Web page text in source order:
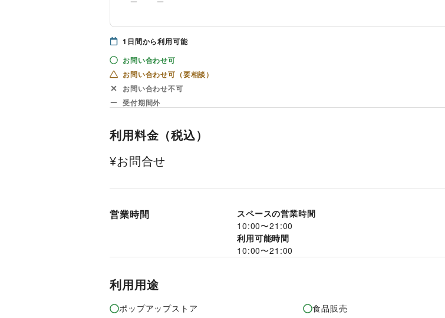
1 日間から利用可能
お問い合わせ可
お問い合わせ可（要相談）
お問い合わせ不可
受付期間外
利用料金（税込）
¥お問合せ
営業時間
スペースの営業時間
10:00〜21:00
利用可能時間
10:00〜21:00
利用用途
ポップアップストア
食品販売